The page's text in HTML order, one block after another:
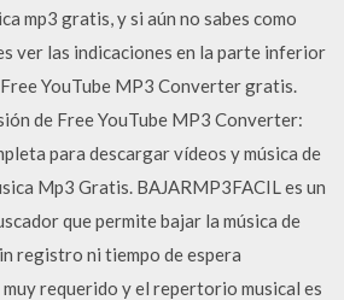
mp3 gratis, y si aún no sabes como
ver las indicaciones en la parte inferior
YouTube MP3 Converter gratis.
de Free YouTube MP3 Converter:
para descargar vídeos y música de
Mp3 Gratis. BAJARMP3FACIL es un
que permite bajar la música de
registro ni tiempo de espera
requerido y el repertorio musical es